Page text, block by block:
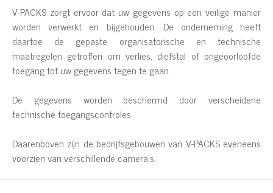
V-PACKS zorgt ervoor dat uw gegevens op een veilige manier
worden verwerkt en bijgehouden. De onderneming heeft
daartoe de gepaste organisatorische en technische
maatregelen getroffen om verlies, diefstal of ongeoorloofde
toegang tot uw gegevens tegen te gaan.
De gegevens worden beschermd door verscheidene
technische toegangscontroles.
Daarenboven zijn de bedrijfsgebouwen van V-PACKS eveneens
voorzien van verschillende camera’s.